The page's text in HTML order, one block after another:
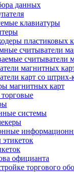
данных
клавиатуры
пластиковых
считыватели
считыватели
магнитных
карт со штрих-
магнитных карт
системы
официанта
торгового